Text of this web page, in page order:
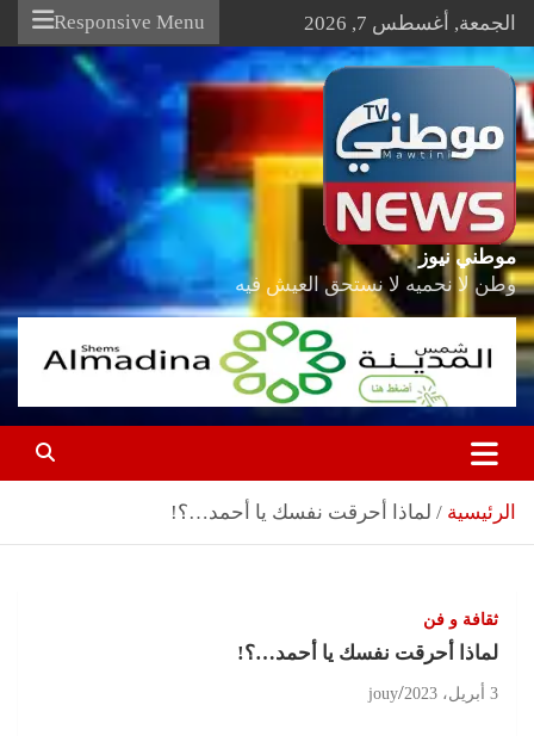
Skip
content
الجمعة, أغسطس 7, 2026 Responsive Menu
موطني نيوز
وطن لا نحميه لا نستحق العيش فيه
الرئيسية لماذا أحرقت نفسك يا أحمد…؟!
ثقافة و فن
لماذا أحرقت نفسك يا أحمد…؟!
3 أبريل، 2023 jouy